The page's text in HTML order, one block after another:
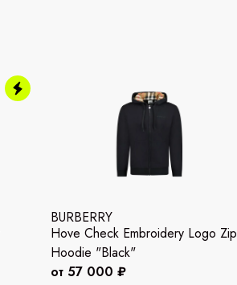
BURBERRY
Hove Check Embroidery Logo Zip
Hoodie "Black"
от 57 000 ₽